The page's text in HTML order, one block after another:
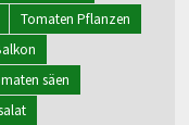
Tomaten Pflanzen
säen